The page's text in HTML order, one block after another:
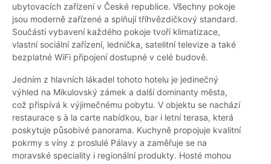
ubytovacích zařízení v České republice. Všechny pokoje
jsou moderně zařízené a splňují tříhvězdičkový standard.
Součásti vybavení každého pokoje tvoří klimatizace,
vlastní sociální zařízení, lednička, satelitní televize a také
bezplatné WiFi připojení dostupné v celé budově.
Jedním z hlavních lákadel tohoto hotelu je jedinečný
výhled na Mikulovský zámek a další dominanty města,
což přispívá k výjimečnému pobytu. V objektu se nachází
restaurace s à la carte nabídkou, bar i letní terasa, která
poskytuje působivé panorama. Kuchyně propojuje kvalitní
pokrmy s víny z proslulé Pálavy a zaměřuje se na
moravské speciality i regionální produkty. Hosté mohou